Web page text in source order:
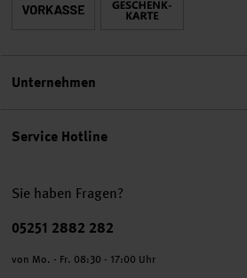
Service Hotline
Sie haben Fragen?
Telefonnummer
05251 2882 282
von Mo. - Fr. 08:30 - 17:00 Uhr
Unternehmen